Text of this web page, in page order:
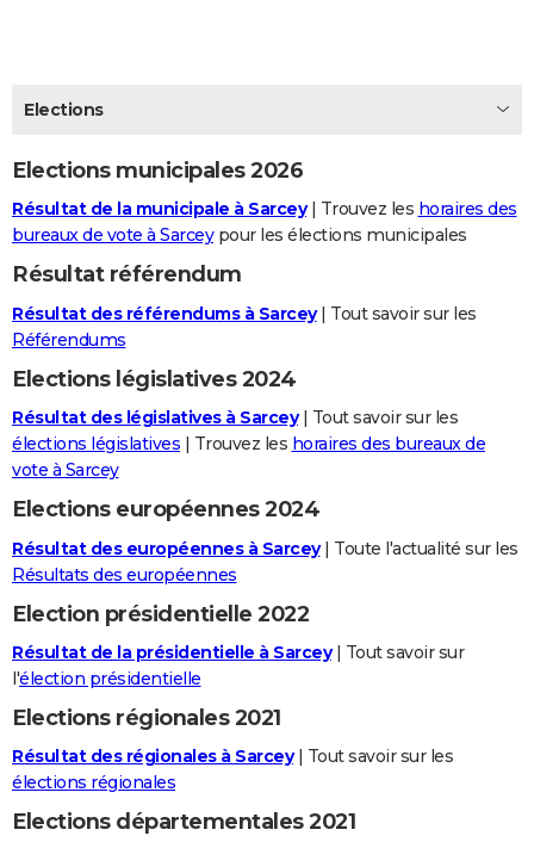
CARTE DE VOEUX
Carte de Noël
Carte Bonne année
Carte Saint-Valentin
Carte Pâques
Carte d'anniversaire
DICTIONNAIRE
Dictionnaire
Biographies
Citations
Expressions
Proverbes
PROGRAMME TV
COPAINS D'AVANT
AVIS DE DÉCÈS
FORUM
Bricolage
Lifestyle
Culture
Sport
Auto
Television
Voyage
Cinema
Elections
Elections municipales 2026
Résultat de la municipale à Sarcey| Trouvez les horaires des
bureaux de vote à Sarceypour les élections municipales
Résultat référendum
Résultat des référendums à Sarcey| Tout savoir sur les
Référendums
Elections législatives 2024
Résultat des législatives à Sarcey| Tout savoir sur les
élections législatives | Trouvez les horaires des bureaux de
vote à Sarcey
Elections européennes 2024
Résultat des européennes à Sarcey| Toute l'actualité sur les
Résultats des européennes
Election présidentielle 2022
Résultat de la présidentielle à Sarcey| Tout savoir sur
l'élection présidentielle
Elections régionales 2021
Résultat des régionales à Sarcey| Tout savoir sur les
élections régionales
Elections départementales 2021